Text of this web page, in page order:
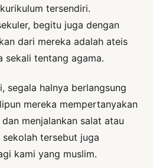
tersendiri.
begitu juga dengan
dari mereka adalah ateis
tentang agama.
segala halnya berlangsung
mereka mempertanyakan
menjalankan salat atau
sekolah tersebut juga
kami yang muslim.